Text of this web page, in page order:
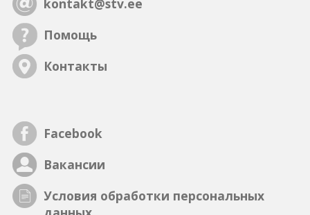
kontakt@stv.ee
Помощь
Контакты
Facebook
Вакансии
Условия обработки персональных